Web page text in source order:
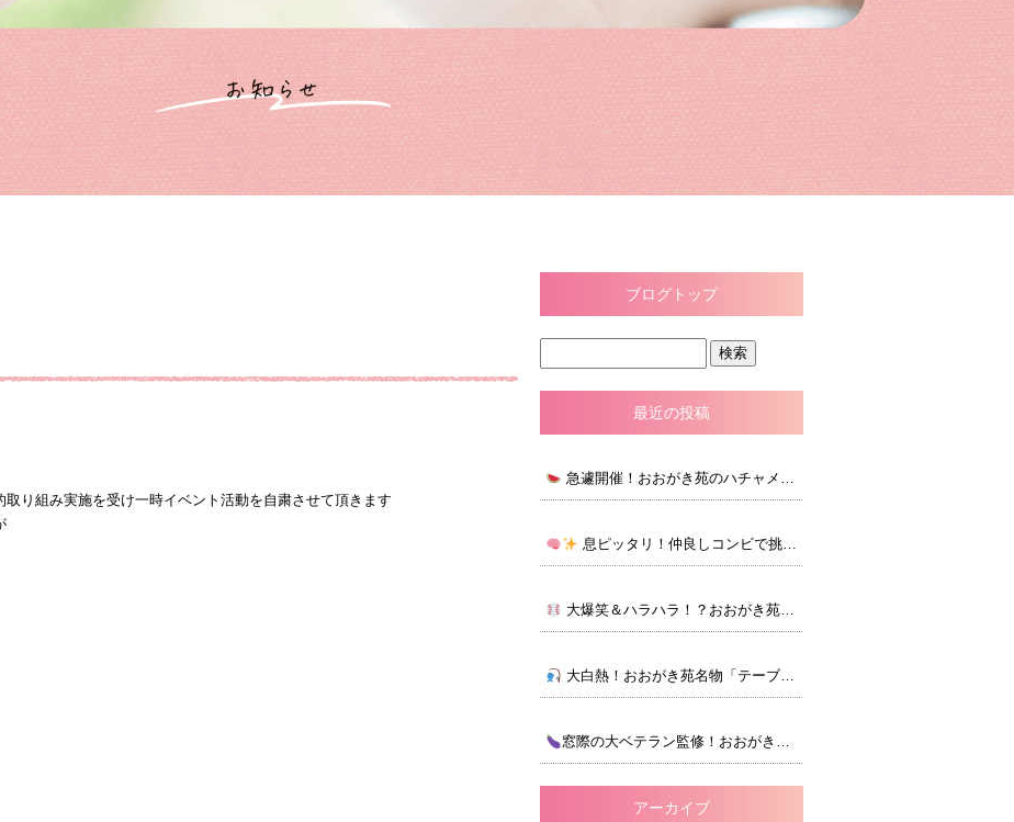
り組み実施を受け一時イベント活動を自粛させて頂きます
ブログトップ
最近の投稿
急遽開催！おおがき苑のハチャメチャ大スイカ割り大会！
息ピッタリ！仲良しコンビで挑むカード合わせ脳トレ
大爆笑＆ハラハラ！？おおがき苑の大キャッチボール大会！
大白熱！おおがき苑名物「テーブルフィッシング」大会！
窓際の大ベテラン監修！おおがき苑のナス大収穫祭
アーカイブ